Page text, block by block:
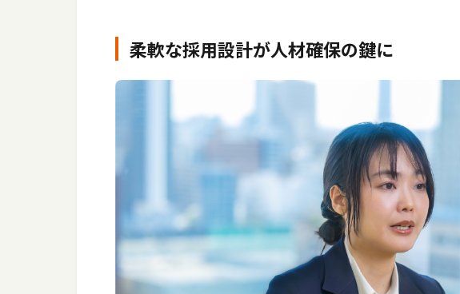
柔軟な採用設計が人材確保の鍵に